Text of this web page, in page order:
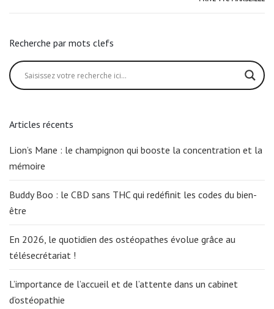
Recherche par mots clefs
Articles récents
Lion’s Mane : le champignon qui booste la concentration et la
mémoire
Buddy Boo : le CBD sans THC qui redéfinit les codes du bien-
être
En 2026, le quotidien des ostéopathes évolue grâce au
télésecrétariat !
L’importance de l’accueil et de l’attente dans un cabinet
d’ostéopathie